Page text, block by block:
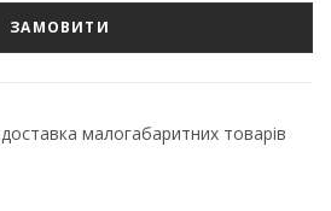
ЗАМОВИТИ
малогабаритних товарів